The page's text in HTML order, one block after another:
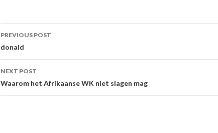
Post
navigation
PREVIOUS POST
donald
NEXT POST
Waarom het Afrikaanse WK niet slagen mag